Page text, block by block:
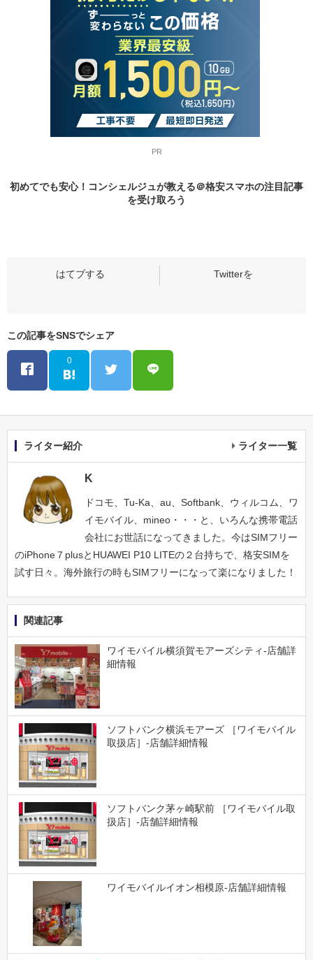
PR
初めてでも安心！コンシェルジュが教える＠格安スマホの注目記事
を受け取ろう
この記事をSNSでシェア
0
ライター紹介 ライター一覧
K
ドコモ、Tu-Ka、au、Softbank、ウィルコム、ワ
イモバイル、mineo・・・と、いろんな携帯電話
会社にお世話になってきました。今はSIMフリー
のiPhone７plusとHUAWEI P10 LITEの２台持ちで、格安SIMを
試す日々。海外旅行の時もSIMフリーになって楽になりました！
関連記事
ワイモバイル横須賀モアーズシティ-店舗詳
細情報
ソフトバンク横浜モアーズ ［ワイモバイル
取扱店］-店舗詳細情報
ソフトバンク茅ヶ崎駅前 ［ワイモバイル取
扱店］-店舗詳細情報
ワイモバイルイオン相模原-店舗詳細情報